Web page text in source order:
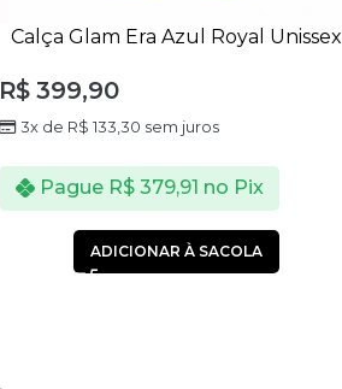
Calça Glam Era Azul Royal Unissex
R$ 399,90
3x de R$ 133,30 sem juros
Pague R$379,91 no Pix
ADICIONAR À SACOLA